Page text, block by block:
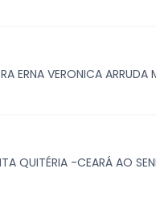
ERNA VERONICA ARRUDA
QUITÉRIA -CEARÁ AO